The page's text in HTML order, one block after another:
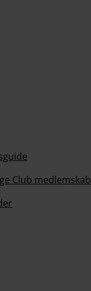
Club medlemskab